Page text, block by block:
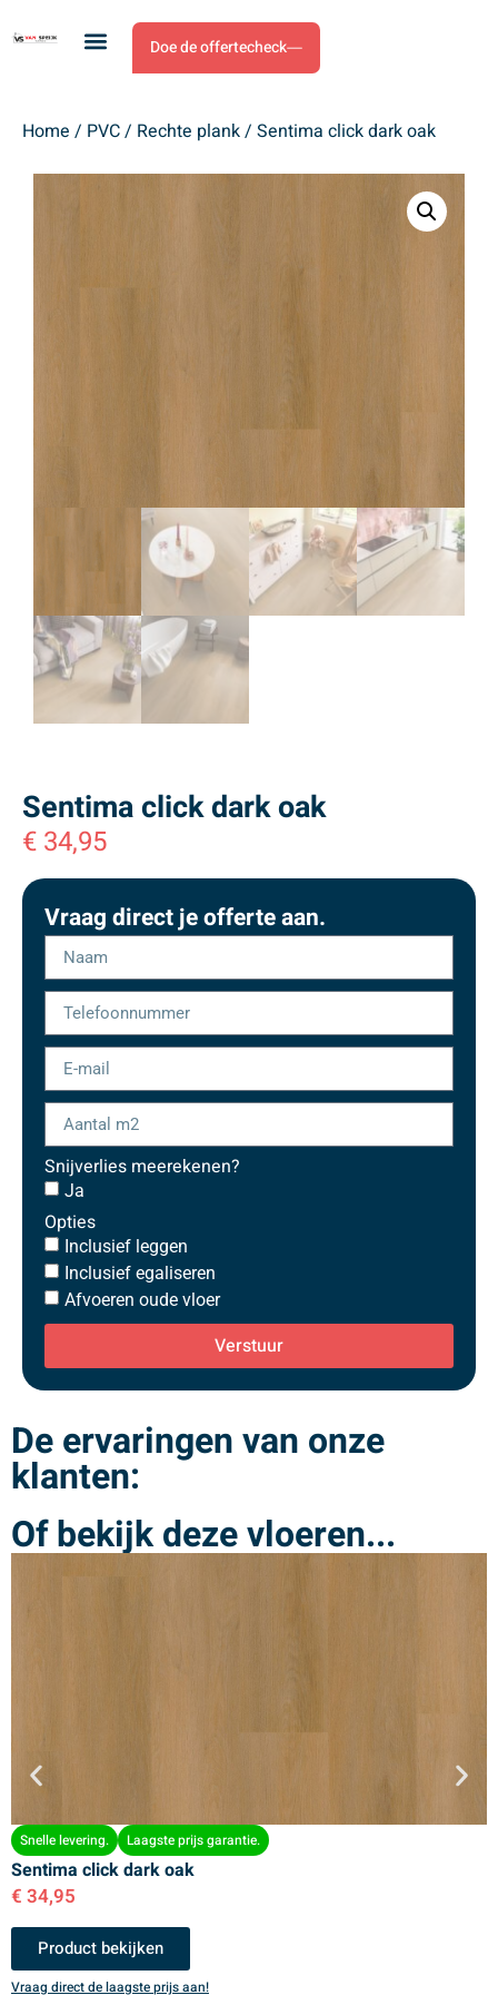
Doe de offertecheck
Home / PVC/ Rechte plank/ Sentima click dark oak
Sentima click dark oak
€ 34,95
Vraag direct je offerte aan.
Snijverlies meerekenen?
Ja
Opties
Inclusief leggen
Inclusief egaliseren
Afvoeren oude vloer
Verstuur
De ervaringen van onze
klanten:
Of bekijk deze vloeren...
Snelle levering. Laagste prijs garantie.
Sentima click dark oak
€ 34,95
Product bekijken
Vraag direct de laagste prijs aan!